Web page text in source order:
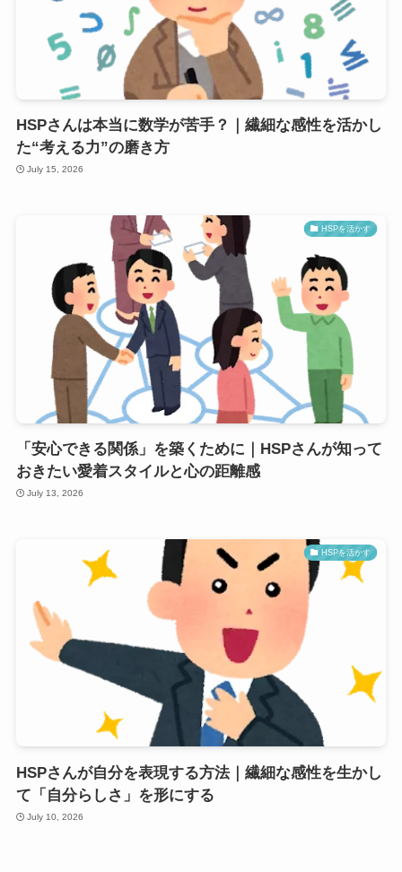
HSPさんは本当に数学が苦手？｜繊細な感性を活かし
た“考える力”の磨き方
July 15, 2026
HSPを活かす
「安心できる関係」を築くために｜HSPさんが知って
おきたい愛着スタイルと心の距離感
July 13, 2026
HSPを活かす
HSPさんが自分を表現する方法｜繊細な感性を生かし
て「自分らしさ」を形にする
July 10, 2026